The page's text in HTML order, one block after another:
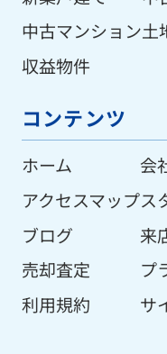
中古マンション
収益物件
土
コンテンツ
ホーム
アクセスマップ
ブログ
売却査定
利用規約
会
ス
来
プ
サ